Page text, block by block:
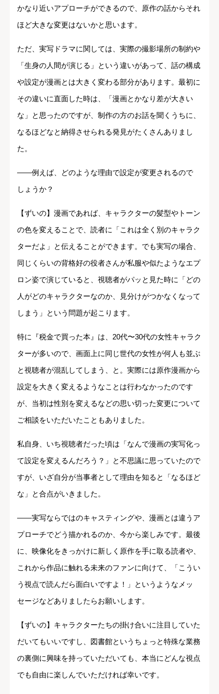
かなり近いアプローチができるので、原作の話からそれ
ほど大きな変更はないかと思います。
ただ、実写ドラマに関しては、実際の撮影場所の制約や
「生身の人間が演じる」という違いがあって、話の構成
や設定が漫画とは大きく変わる部分があります。最初に
その違いに直面した時は、「漫画とかなり差が大きい
な」と思ったのですが、制作の方のお話を聞くうちに、
なるほどなと納得させられる発見がたくさんありまし
た。
――例えば、どのような理由で設定が変更されるので
しょうか？
【ずいの】漫画であれば、キャラクターの髪型やトーン
の色を変えることで、読者に「これは全く別のキャラク
ターだよ」と伝えることができます。でも実写の場合、
同じくらいの背格好の役者さんが私服や似たようなエプ
ロン姿で演じていると、視聴者がパッと見た時に「どの
人がどのキャラクターなのか、見分けがつかなくなって
しまう」という問題が起こります。
特に『税金で買った本』は、20代〜30代の女性キャラク
ターが多いので、画面上に同じ世代の女性が何人も並ぶ
と視聴者が混乱してしまう、と。実際には原作漫画から
設定を大きく変えるようなことは行わなかったのです
が、当初は性別を変えるなどの思い切った変更について
ご相談をいただいたこともありました。
私自身、いち視聴者だった頃は「なんで漫画の実写化っ
て設定を変えるんだろう？」と不思議に思っていたので
すが、いざ自分が当事者として理由を知ると「なるほど
な」と合点がいきました。
――実写ならではのキャスティングや、漫画とは違うア
プローチでどう描かれるのか、今から楽しみです。最後
に、映像化をきっかけに新しく原作を手に取る読者や、
これから作品に触れる未来のファンに向けて、「こうい
う視点で読んだら面白いですよ！」というようなメッ
セージなどありましたらお願いします。
【ずいの】キャラクターたちの掛け合いに注目していた
だいてもいいですし、図書館というちょっと特殊な業務
の裏側に興味を持っていただいても、本当にどんな視点
でも自由に楽しんでいただければ幸いです。